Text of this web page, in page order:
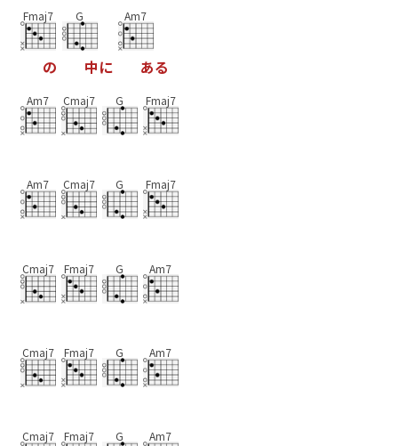
Fmaj7
の
G
中に
Am7
ある
Am7 Cmaj7 G Fmaj7
Am7 Cmaj7 G Fmaj7
Cmaj7 Fmaj7 G Am7
Cmaj7 Fmaj7 G Am7
Cmaj7 Fmaj7 G Am7